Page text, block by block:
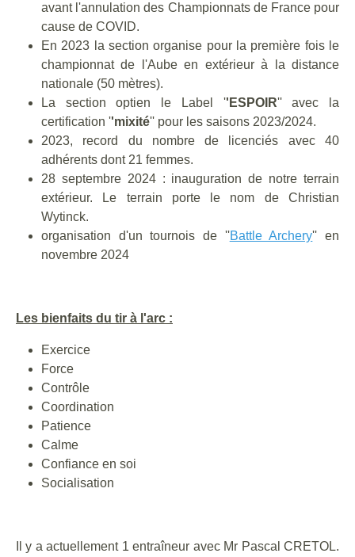
avant l'annulation des Championnats de France pour
cause de COVID.
En 2023 la section organise pour la première fois le
championnat de l'Aube en extérieur à la distance
nationale (50 mètres).
La section optien le Label ''ESPOIR'' avec la
certification ''mixité'' pour les saisons 2023/2024.
2023, record du nombre de licenciés avec 40
adhérents dont 21 femmes.
28 septembre 2024 : inauguration de notre terrain
extérieur. Le terrain porte le nom de Christian
Wytinck.
organisation d'un tournois de ''Battle Archery'' en
novembre 2024
Les bienfaits du tir à l'arc :
Exercice
Force
Contrôle
Coordination
Patience
Calme
Confiance en soi
Socialisation
Il y a actuellement 1 entraîneur avec Mr Pascal CRETOL.